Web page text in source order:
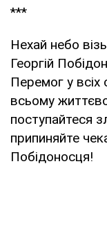
***
Нехай небо
Георгій
Перемог у всіх
всьому
поступайтеся
припиняйте
Побідоносця!